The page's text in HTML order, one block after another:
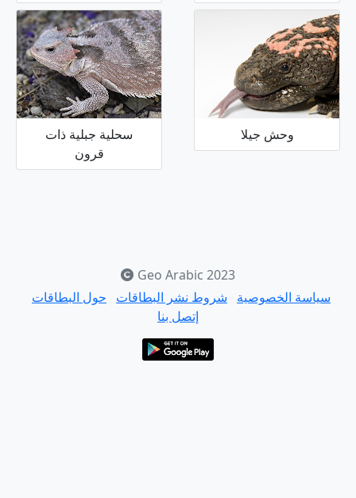
وحش جيلا
سحلية جبلية ذات
قرون
Geo Arabic 2023
سياسة الخصوصية شروط نشر البطاقات حول البطاقات
إتصل بنا